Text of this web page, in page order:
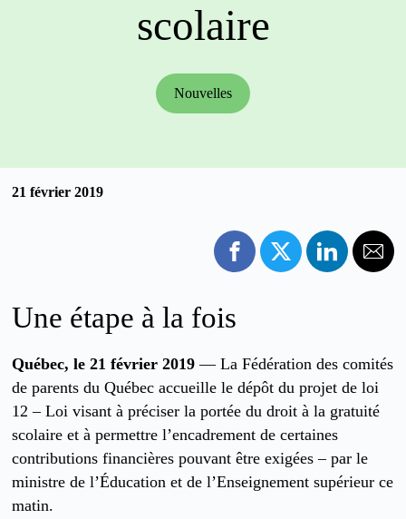
scolaire
Nouvelles
21 février 2019
Une étape à la fois
Québec, le 21 février 2019 — La Fédération des comités
de parents du Québec accueille le dépôt du projet de loi
12 – Loi visant à préciser la portée du droit à la gratuité
scolaire et à permettre l’encadrement de certaines
contributions financières pouvant être exigées – par le
ministre de l’Éducation et de l’Enseignement supérieur ce
matin.